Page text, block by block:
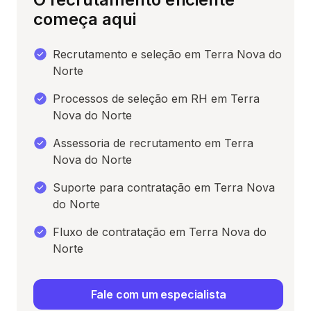
começa aqui
Recrutamento e seleção em Terra Nova do
Norte
Processos de seleção em RH em Terra
Nova do Norte
Assessoria de recrutamento em Terra
Nova do Norte
Suporte para contratação em Terra Nova
do Norte
Fluxo de contratação em Terra Nova do
Norte
Fale com um especialista